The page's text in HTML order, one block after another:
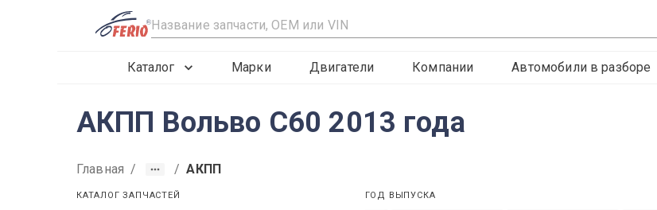
R
Каталог Марки Двигатели Компании Автомобили в разборе
АКПП Вольво С60 2013 года
Главная / / АКПП
КАТАЛОГ ЗАПЧАСТЕЙ ГОД ВЫПУСКА